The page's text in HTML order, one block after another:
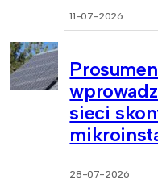
11-07-2026
sieci
28-07-2026